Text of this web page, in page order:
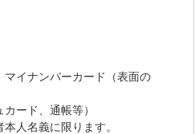
イナンバーカード（表面の
ード、通帳等）
人名義に限ります。